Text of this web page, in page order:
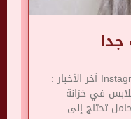
Instagram Twitter Snapchat Youtube آخر الأخبار :
في خزانة
تحتاج إلى